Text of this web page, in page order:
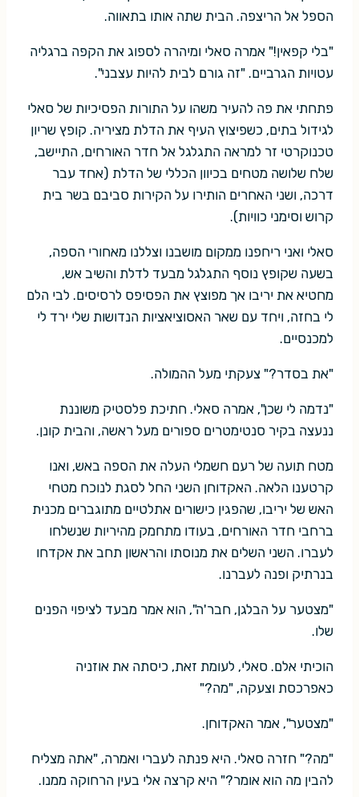
הספל אל הריצפה. הבית שתה אותו בתאווה.
"בלי קפאין!" אמרה סאלי ומיהרה לספוג את הקפה ברגליה
עטויות הגרביים. "זה גורם לבית להיות עצבני".
פתחתי את פה להעיר משהו על התורות הפסיכיות של סאלי
לגידול בתים, כשפיצוץ העיף את הדלת מציריה. קופץ שריון
טכנוקרטי זר למראה התגלגל אל חדר האורחים, התיישב,
שלח שלושה מטחים בכיוון הכללי של הדלת (אחד עבר
דרכה, ושני האחרים הותירו על הקירות סביבם בשר בית
קרוש וסימני כוויות).
סאלי ואני ריחפנו ממקום מושבנו וצללנו מאחורי הספה,
בשעה שקופץ נוסף התגלגל מבעד לדלת והשיב אש,
מחטיא את יריבו אך מפוצץ את הפסיפס לרסיסים. לבי הלם
לי בחזה, ויחד עם שאר האסוציאציות הנדושות שלי ירד לי
למכנסיים.
"את בסדר?" צעקתי מעל ההמולה.
"נדמה לי שכן", אמרה סאלי. חתיכת פלסטיק משוננת
ננעצה בקיר סנטימטרים ספורים מעל ראשה, והבית קונן.
מטח תועה של רעם חשמלי העלה את הספה באש, ואנו
קרטענו הלאה. האקדוחן השני החל לסגת לנוכח מטחי
האש של יריבו, שהפגין כישורים אתלטיים מתוגברים מכנית
ברחבי חדר האורחים, בעודו מתחמק מהיריות שנשלחו
לעברו. השני השלים את מנוסתו והראשון תחב את אקדחו
בנרתיק ופנה לעברנו.
"מצטער על הבלגן, חבר'ה", הוא אמר מבעד לציפוי הפנים
שלו.
הוכיתי אלם. סאלי, לעומת זאת, כיסתה את אוזניה
כאפרכסת וצעקה, "מה?"
"מצטער", אמר האקדוחן.
"מה?" חזרה סאלי. היא פנתה לעברי ואמרה, "אתה מצליח
להבין מה הוא אומר?" היא קרצה אלי בעין הרחוקה ממנו.